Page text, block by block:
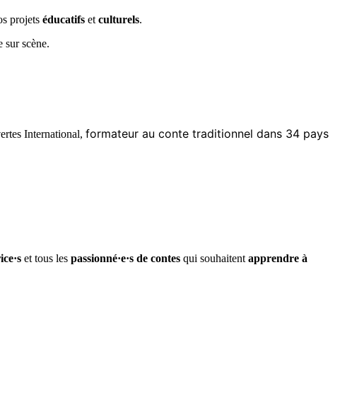
projets éducatifs et culturels.
sur scène.
International, formateur au conte traditionnel dans 34 pays
et tous les passionné·e·s de contes qui souhaitent apprendre à